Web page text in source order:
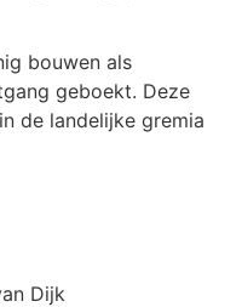
bouwen als
geboekt. Deze
de landelijke gremia
Dijk